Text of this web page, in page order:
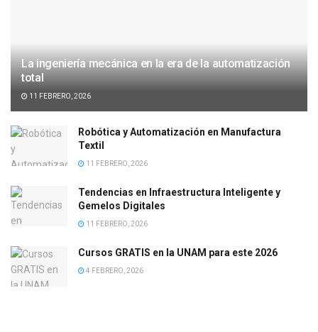
La ingeniería mecánica en la era de la automatización
total
11 FEBRERO, 2026
Robótica y Automatización en Manufactura
Textil
11 FEBRERO, 2026
Tendencias en Infraestructura Inteligente y
Gemelos Digitales
11 FEBRERO, 2026
Cursos GRATIS en la UNAM para este 2026
4 FEBRERO, 2026